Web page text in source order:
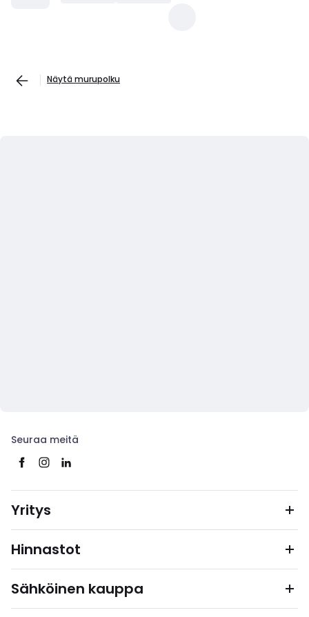
Näytä murupolku
Seuraa meitä
Yritys
Hinnastot
Sähköinen kauppa